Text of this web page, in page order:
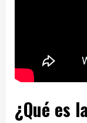
¿Qué es